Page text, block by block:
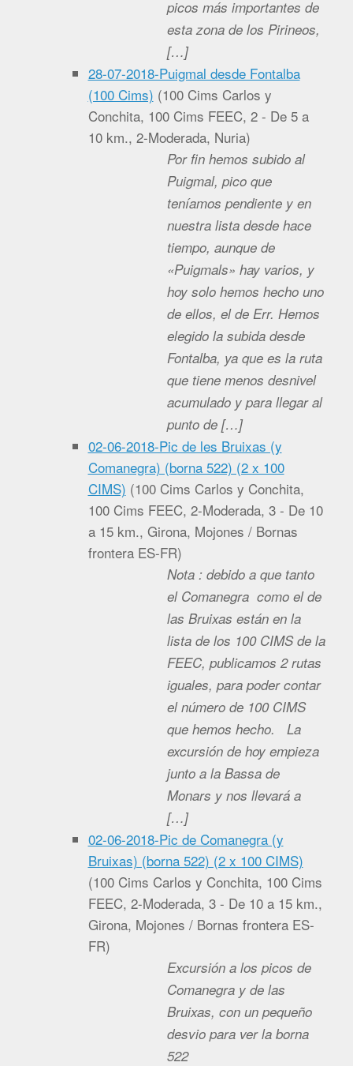
picos más importantes de
esta zona de los Pirineos,
[…]
28-07-2018-Puigmal desde Fontalba
(100 Cims) (100 Cims Carlos y
Conchita, 100 Cims FEEC, 2 - De 5 a
10 km., 2-Moderada, Nuria)
Por fin hemos subido al
Puigmal, pico que
teníamos pendiente y en
nuestra lista desde hace
tiempo, aunque de
«Puigmals» hay varios, y
hoy solo hemos hecho uno
de ellos, el de Err. Hemos
elegido la subida desde
Fontalba, ya que es la ruta
que tiene menos desnivel
acumulado y para llegar al
punto de […]
02-06-2018-Pic de les Bruixas (y
Comanegra) (borna 522) (2 x 100
CIMS) (100 Cims Carlos y Conchita,
100 Cims FEEC, 2-Moderada, 3 - De 10
a 15 km., Girona, Mojones / Bornas
frontera ES-FR)
Nota : debido a que tanto
el Comanegra como el de
las Bruixas están en la
lista de los 100 CIMS de la
FEEC, publicamos 2 rutas
iguales, para poder contar
el número de 100 CIMS
que hemos hecho. La
excursión de hoy empieza
junto a la Bassa de
Monars y nos llevará a
[…]
02-06-2018-Pic de Comanegra (y
Bruixas) (borna 522) (2 x 100 CIMS)
(100 Cims Carlos y Conchita, 100 Cims
FEEC, 2-Moderada, 3 - De 10 a 15 km.,
Girona, Mojones / Bornas frontera ES-
FR)
Excursión a los picos de
Comanegra y de las
Bruixas, con un pequeño
desvio para ver la borna
522